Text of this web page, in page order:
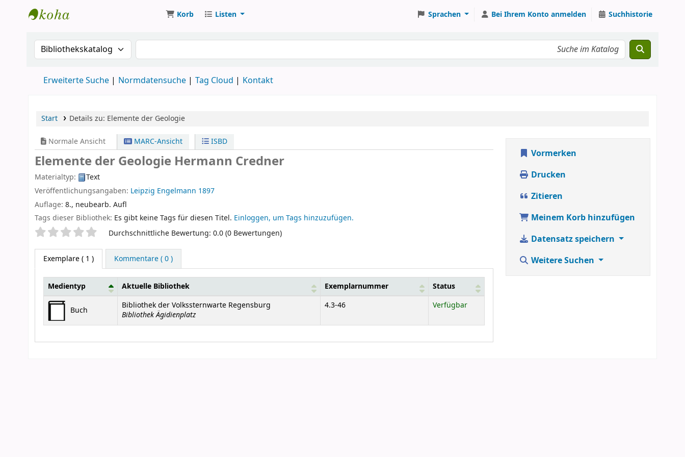
Korb Listen Sprachen Bei Ihrem Konto anmelden Suchhistorie
Suche im Katalog nach:Suche im Katalog
Erweiterte Suche Normdatensuche Tag Cloud Kontakt
Start Details zu: Elemente der Geologie
Normale Ansicht MARC-Ansicht ISBD
Elemente der Geologie Hermann Credner
Materialtyp:
Text
Veröffentlichungsangaben: Leipzig Engelmann 1897
Auflage: 8., neubearb. Aufl
Tags dieser Bibliothek: Es gibt keine Tags für diesen Titel. Einloggen, um Tags hinzuzufügen.
SternchenbewertungDurchschnittliche Bewertung: 0.0 (0 Bewertungen)
Exemplare( 1 ) Kommentare ( 0 )
Exemplare
Medientyp Aktuelle Bibliothek Exemplarnummer Status
Buch Bibliothek der Volkssternwarte Regensburg
Bibliothek Ägidienplatz
4.3-46 Verfügbar
Vormerken
Drucken
Zitieren
Meinem Korb hinzufügen
Datensatz speichern
Weitere Suchen